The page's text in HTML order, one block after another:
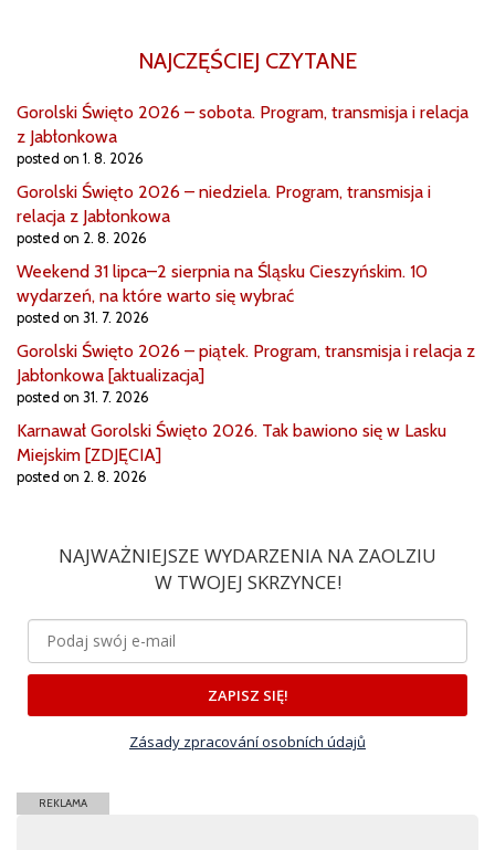
NAJCZĘŚCIEJ CZYTANE
Gorolski Święto 2026 – sobota. Program, transmisja i relacja
z Jabłonkowa
posted on 1. 8. 2026
Gorolski Święto 2026 – niedziela. Program, transmisja i
relacja z Jabłonkowa
posted on 2. 8. 2026
Weekend 31 lipca–2 sierpnia na Śląsku Cieszyńskim. 10
wydarzeń, na które warto się wybrać
posted on 31. 7. 2026
Gorolski Święto 2026 – piątek. Program, transmisja i relacja z
Jabłonkowa [aktualizacja]
posted on 31. 7. 2026
Karnawał Gorolski Święto 2026. Tak bawiono się w Lasku
Miejskim [ZDJĘCIA]
posted on 2. 8. 2026
NAJWAŻNIEJSZE WYDARZENIA NA ZAOLZIU
W TWOJEJ SKRZYNCE!
ZAPISZ SIĘ!
Zásady zpracování osobních údajů
REKLAMA